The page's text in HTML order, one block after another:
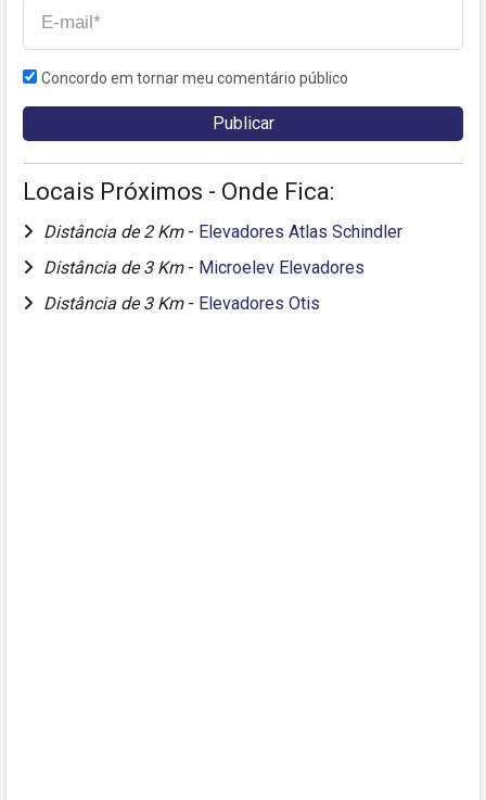
Concordo em tornar meu comentário público
Locais Próximos - Onde Fica:
Distância de 2 Km - Elevadores Atlas Schindler
Distância de 3 Km - Microelev Elevadores
Distância de 3 Km - Elevadores Otis